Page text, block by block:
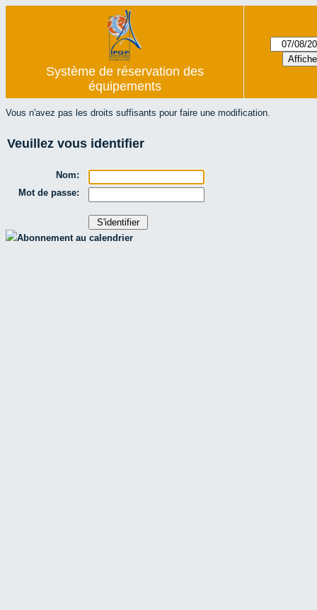
Système de réservation des
équipements
Vous n'avez pas les droits suffisants pour faire une modification.
Veuillez vous identifier
Nom:
Mot de passe:
Abonnement au calendrier